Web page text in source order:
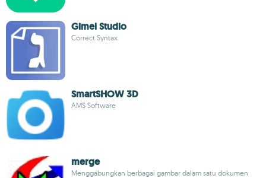
Gimel Studio
Correct Syntax
SmartSHOW 3D
AMS Software
merge
Menggabungkan berbagai gambar dalam satu dokumen